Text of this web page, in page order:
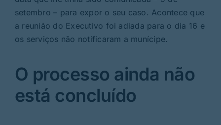
setembro – para expor o seu caso. Acontece que
a reunião do Executivo foi adiada para o dia 16 e
os serviços não notificaram a munícipe.
O processo ainda não
está concluído